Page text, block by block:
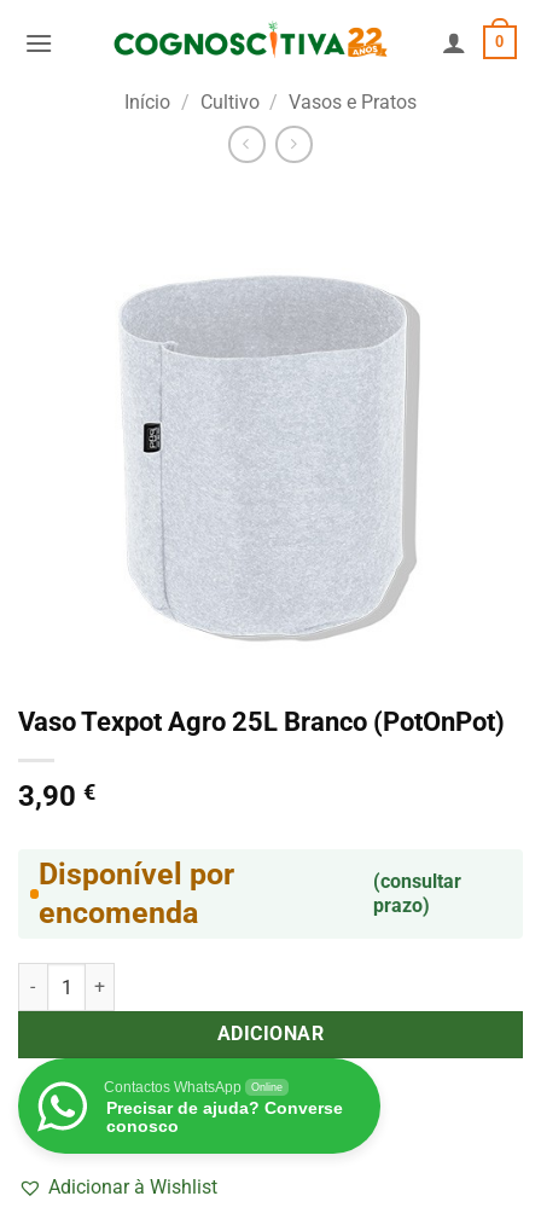
0
Início / Cultivo / Vasos e Pratos
Vaso Texpot Agro 25L Branco (PotOnPot)
3,90 €
Disponível por
encomenda
(consultar
prazo)
Quantidade de Vaso Texpot Agro 25L Branco (PotOnPot)
ADICIONAR
Contactos WhatsApp Online
Precisar de ajuda? Converse
conosco
Adicionar à Wishlist